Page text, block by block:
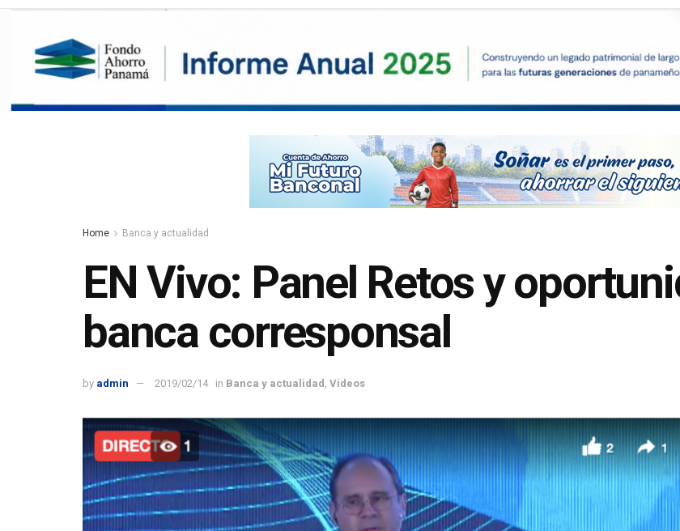
Home Banca y actualidad
EN Vivo: Panel Retos y
banca corresponsal
by admin 2019/02/14 in Banca y actualidad Videos